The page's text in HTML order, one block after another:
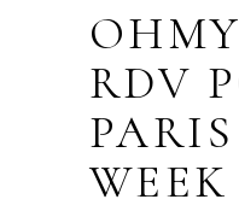
RDV
WEEK